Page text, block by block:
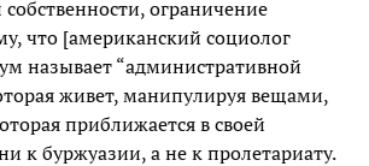
ограничение
что [американский социолог
называет “административной
живет, манипулируя вещами,
приближается в своей
к буржуазии, а не к пролетариату.